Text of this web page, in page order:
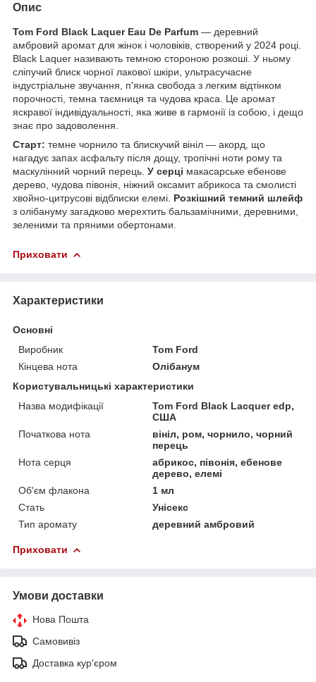
Опис
Tom Ford Black Laquer Eau De Parfum — деревний
амбровий аромат для жінок і чоловіків, створений у 2024 році.
Black Laquer називають темною стороною розкоші. У ньому
сліпучий блиск чорної лакової шкіри, ультрасучасне
індустріальне звучання, п'янка свобода з легким відтінком
порочності, темна таємниця та чудова краса. Це аромат
яскравої індивідуальності, яка живе в гармонії із собою, і дещо
знає про задоволення.
Старт: темне чорнило та блискучий вініл — акорд, що
нагадує запах асфальту після дощу, тропічні ноти рому та
маскулінний чорний перець. У серці макасарське ебенове
дерево, чудова півонія, ніжний оксамит абрикоса та смолисті
хвойно-цитрусові відблиски елемі. Розкішний темний шлейф
з олібануму загадково мерехтить бальзамічними, деревними,
зеленими та пряними обертонами.
Приховати
Характеристики
Основні
Виробник
Tom Ford
Кінцева нота
Олібанум
Користувальницькі характеристики
Назва модифікації
Tom Ford Black Lacquer edp,
США
Початкова нота
вініл, ром, чорнило, чорний
перець
Нота серця
абрикос, півонія, ебенове
дерево, елемі
Об'єм флакона
1 мл
Стать
Унісекс
Тип аромату
деревний амбровий
Приховати
Умови доставки
Нова Пошта
Самовивіз
Доставка кур'єром